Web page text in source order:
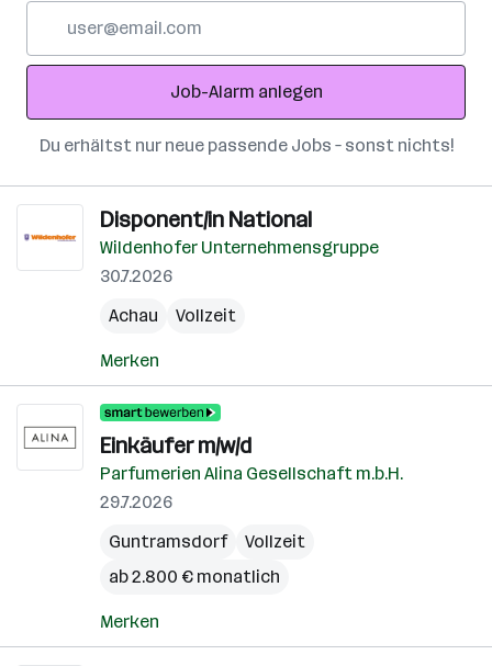
Adresse
Job-Alarm anlegen
Du erhältst nur neue passende Jobs – sonst nichts!
Disponent/in National
Wildenhofer Unternehmensgruppe
30.7.2026
Achau
Vollzeit
Merken
Einkäufer m/w/d
Parfumerien Alina Gesellschaft m.b.H.
29.7.2026
Guntramsdorf
Vollzeit
ab 2.800 € monatlich
Merken